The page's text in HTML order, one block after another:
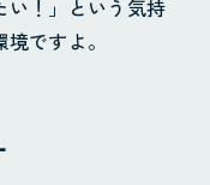
い！」という気持
ですよ。